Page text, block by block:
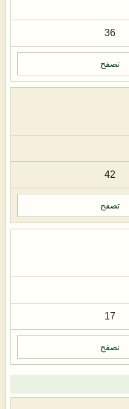
36
تصفح
42
تصفح
17
تصفح